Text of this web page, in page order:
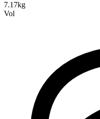
7.17kg
Vol